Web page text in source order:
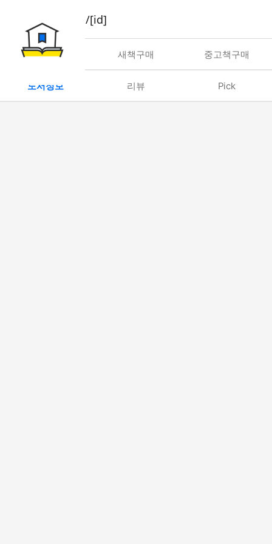
book/rent/[id]
대여 새책구매 중고책구매
도서정보 리뷰 Pick